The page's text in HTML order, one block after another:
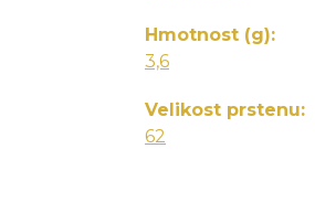
Hmotnost (g)
3,6
Velikost prstenu
62